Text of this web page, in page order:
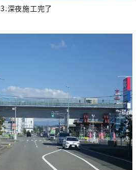
3.深夜施工完了